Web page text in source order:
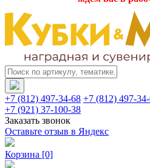
+7 (812) 497-34-68 +7 (812) 497-
+7 (921) 37-100-38
Заказать звонок
Оставьте отзыв в Яндекс
Корзина [0]